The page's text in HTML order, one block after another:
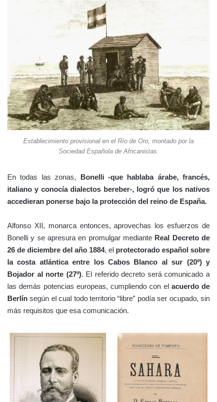
Establecimiento provisional en el Río de Oro, montado por la
Sociedad Española de Africanistas.
En todas las zonas, Bonelli -que hablaba árabe, francés,
italiano y conocía dialectos bereber-, logró que los nativos
accedieran ponerse bajo la protección del reino de España.
Alfonso XII, monarca entonces, aprovechas los esfuerzos de
Bonelli y se apresura en promulgar mediante Real Decreto de
26 de diciembre del año 1884, el protectorado español sobre
la costa atlántica entre los Cabos Blanco al sur (20º) y
Bojador al norte (27º). El referido decreto será comunicado a
las demás potencias europeas, cumpliendo con el acuerdo de
Berlín según el cual todo territorio “libre” podía ser ocupado, sin
más requisitos que esa comunicación.